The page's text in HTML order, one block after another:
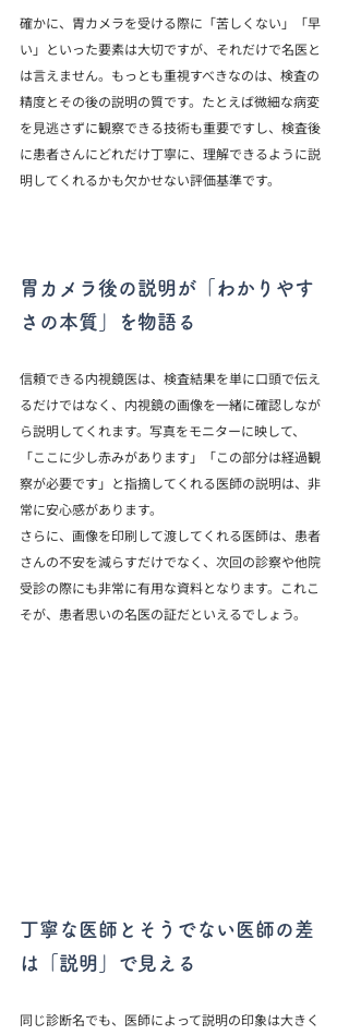
確かに、胃カメラを受ける際に「苦しくない」「早
い」といった要素は大切ですが、それだけで名医と
は言えません。もっとも重視すべきなのは、検査の
精度とその後の説明の質です。たとえば微細な病変
を見逃さずに観察できる技術も重要ですし、検査後
に患者さんにどれだけ丁寧に、理解できるように説
明してくれるかも欠かせない評価基準です。
胃カメラ後の説明が「わかりやす
さの本質」を物語る
信頼できる内視鏡医は、検査結果を単に口頭で伝え
るだけではなく、内視鏡の画像を一緒に確認しなが
ら説明してくれます。写真をモニターに映して、
「ここに少し赤みがあります」「この部分は経過観
察が必要です」と指摘してくれる医師の説明は、非
常に安心感があります。
さらに、画像を印刷して渡してくれる医師は、患者
さんの不安を減らすだけでなく、次回の診察や他院
受診の際にも非常に有用な資料となります。これこ
そが、患者思いの名医の証だといえるでしょう。
丁寧な医師とそうでない医師の差
は「説明」で見える
同じ診断名でも、医師によって説明の印象は大きく